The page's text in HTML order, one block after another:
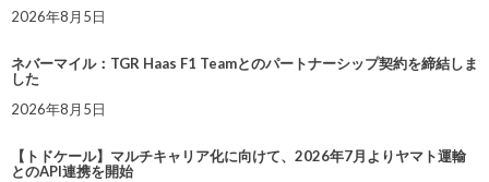
2026年8月5日
ネバーマイル：TGR Haas F1 Teamとのパートナーシップ契約を締結しま
した
2026年8月5日
【トドケール】マルチキャリア化に向けて、2026年7月よりヤマト運輸
とのAPI連携を開始